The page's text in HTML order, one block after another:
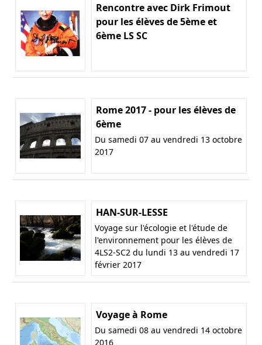
Rencontre avec Dirk Frimout
pour les élèves de 5ème et
6ème LS SC
Rome 2017 - pour les élèves de
6ème
Du samedi 07 au vendredi 13 octobre
2017
HAN-SUR-LESSE
Voyage sur l'écologie et l'étude de
l'environnement pour les élèves de
4LS2-SC2 du lundi 13 au vendredi 17
février 2017
Voyage à Rome
Du samedi 08 au vendredi 14 octobre
2016